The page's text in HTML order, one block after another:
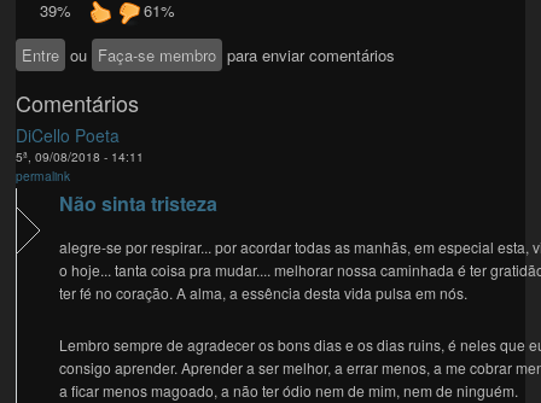
39%
61%
Entre ou Faça-se membro para enviar comentários
Comentários
DiCello Poeta
5ª, 09/08/2018 - 14:11
permalink
Não sinta tristeza
alegre-se por respirar... por acordar todas as manhãs, em especial esta,
o hoje... tanta coisa pra mudar.... melhorar nossa caminhada é ter
ter fé no coração. A alma, a essência desta vida pulsa em nós.
Lembro sempre de agradecer os bons dias e os dias ruins, é neles que
consigo aprender. Aprender a ser melhor, a errar menos, a me cobrar
a ficar menos magoado, a não ter ódio nem de mim, nem de ninguém.